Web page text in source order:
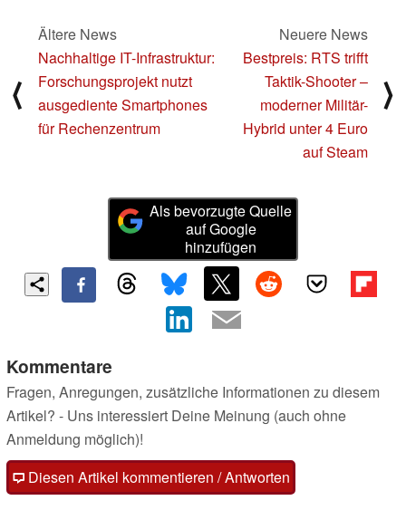
⟨
Ältere News
Nachhaltige IT-Infrastruktur:
Forschungsprojekt nutzt
ausgediente Smartphones
für Rechenzentrum
Neuere News
Bestpreis: RTS trifft
Taktik-Shooter –
moderner Militär-
Hybrid unter 4 Euro
auf Steam
⟩
Als bevorzugte Quelle
auf Google
hinzufügen
Kommentare
Fragen, Anregungen, zusätzliche Informationen zu diesem
Artikel? - Uns interessiert Deine Meinung (auch ohne
Anmeldung möglich)!
Diesen Artikel kommentieren / Antworten